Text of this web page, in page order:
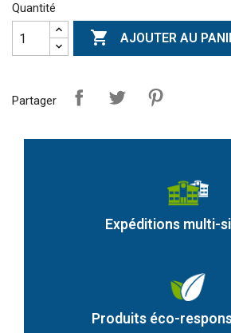
Quantité
 AJOUTER AU
Partager
Expéditions multi-
Produits éco-